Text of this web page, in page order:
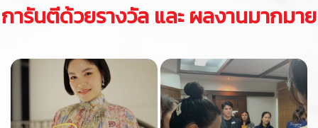
การันตีด้วยรางวัล และ ผลงานมากมาย